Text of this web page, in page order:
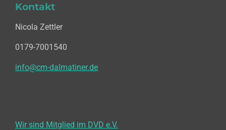
Kontakt
Nicola Zettler
0179-7001540
info@cm-dalmatiner.de
Wir sind Mitglied im DVD e.V.